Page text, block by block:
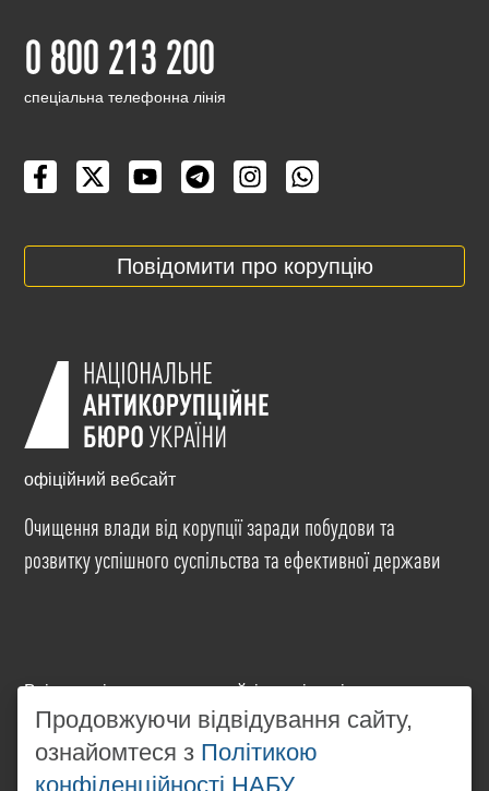
0 800 213 200
cпеціальна телефонна лінія
Повідомити про корупцію
офіційний вебсайт
Очищення влади від корупції заради побудови та
розвитку успішного суспільства та ефективної держави
Всі матеріали на цьому сайті розміщені на умовах
ліцензіїCreative Commons Attribution-NonCommercial-
NoDerivatives 4.0 International. Використання будь-
яких матеріалів, розміщених на сайті, дозволяється
за умови посилання наwww.nabu.gov.ua
Продовжуючи відвідування сайту,
ознайомтеся з Політикою
конфіденційності НАБУ